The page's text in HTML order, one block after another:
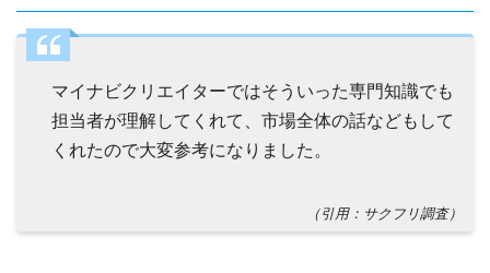
マイナビクリエイターではそういった専門知識でも
担当者が理解してくれて、市場全体の話などもして
くれたので大変参考になりました。
（引用：サクフリ調査）